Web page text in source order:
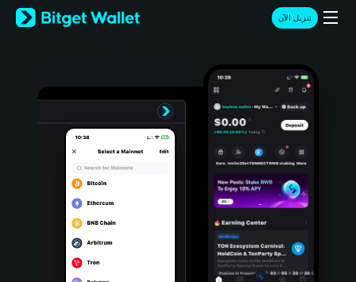
English
日本語
Türkçe
Português (Portugal)
Bahasa Indonesia
تنزيل الآن